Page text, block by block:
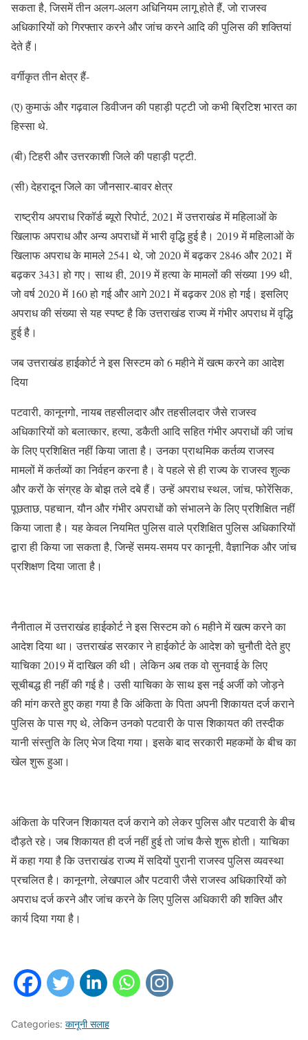
सकता है, जिसमें तीन अलग-अलग अधिनियम लागू होते हैं, जो राजस्व
अधिकारियों को गिरफ्तार करने और जांच करने आदि की पुलिस की शक्तियां
देते हैं।
वर्गीकृत तीन क्षेत्र हैं-
(ए) कुमाऊं और गढ़वाल डिवीजन की पहाड़ी पट्टी जो कभी ब्रिटिश भारत का
हिस्सा थे.
(बी) टिहरी और उत्तरकाशी जिले की पहाड़ी पट्टी.
(सी) देहरादून जिले का जौनसार-बावर क्षेत्र
राष्ट्रीय अपराध रिकॉर्ड ब्यूरो रिपोर्ट, 2021 में उत्तराखंड में महिलाओं के
खिलाफ अपराध और अन्य अपराधों में भारी वृद्धि हुई है। 2019 में महिलाओं के
खिलाफ अपराध के मामले 2541 थे, जो 2020 में बढ़कर 2846 और 2021 में
बढ़कर 3431 हो गए। साथ ही, 2019 में हत्या के मामलों की संख्या 199 थी,
जो वर्ष 2020 में 160 हो गई और आगे 2021 में बढ़कर 208 हो गई। इसलिए
अपराध की संख्या से यह स्पष्ट है कि उत्तराखंड राज्य में गंभीर अपराध में वृद्धि
हुई है।
जब उत्तराखंड हाईकोर्ट ने इस सिस्टम को 6 महीने में खत्म करने का आदेश
दिया
पटवारी, कानूनगो, नायब तहसीलदार और तहसीलदार जैसे राजस्व
अधिकारियों को बलात्कार, हत्या, डकैती आदि सहित गंभीर अपराधों की जांच
के लिए प्रशिक्षित नहीं किया जाता है। उनका प्राथमिक कर्तव्य राजस्व
मामलों में कर्तव्यों का निर्वहन करना है। वे पहले से ही राज्य के राजस्व शुल्क
और करों के संग्रह के बोझ तले दबे हैं। उन्हें अपराध स्थल, जांच, फोरेंसिक,
पूछताछ, पहचान, यौन और गंभीर अपराधों को संभालने के लिए प्रशिक्षित नहीं
किया जाता है। यह केवल नियमित पुलिस वाले प्रशिक्षित पुलिस अधिकारियों
द्वारा ही किया जा सकता है, जिन्हें समय-समय पर कानूनी, वैज्ञानिक और जांच
प्रशिक्षण दिया जाता है।
नैनीताल में उत्तराखंड हाईकोर्ट ने इस सिस्टम को 6 महीने में खत्म करने का
आदेश दिया था। उत्तराखंड सरकार ने हाईकोर्ट के आदेश को चुनौती देते हुए
याचिका 2019 में दाखिल की थी। लेकिन अब तक वो सुनवाई के लिए
सूचीबद्ध ही नहीं की गई है। उसी याचिका के साथ इस नई अर्जी को जोड़ने
की मांग करते हुए कहा गया है कि अंकिता के पिता अपनी शिकायत दर्ज कराने
पुलिस के पास गए थे, लेकिन उनको पटवारी के पास शिकायत की तस्दीक
यानी संस्तुति के लिए भेज दिया गया। इसके बाद सरकारी महकमों के बीच का
खेल शुरू हुआ।
अंकिता के परिजन शिकायत दर्ज कराने को लेकर पुलिस और पटवारी के बीच
दौड़ते रहे। जब शिकायत ही दर्ज नहीं हुई तो जांच कैसे शुरू होती। याचिका
में कहा गया है कि उत्तराखंड राज्य में सदियों पुरानी राजस्व पुलिस व्यवस्था
प्रचलित है। कानूनगो, लेखपाल और पटवारी जैसे राजस्व अधिकारियों को
अपराध दर्ज करने और जांच करने के लिए पुलिस अधिकारी की शक्ति और
कार्य दिया गया है।
Categories: कानूनी सलाह